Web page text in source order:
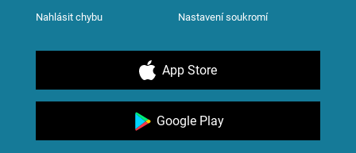
Nahlásit chybu Nastavení soukromí
App Store
Google Play